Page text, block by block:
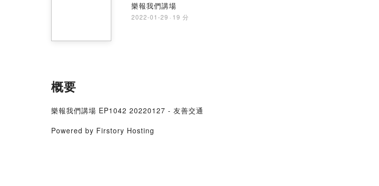
樂報我們講場
2022-01-29 · 19 分
概要
樂報我們講場 EP1042 20220127 - 友善交通
Powered by Firstory Hosting